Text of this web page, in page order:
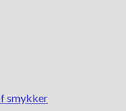
smykker